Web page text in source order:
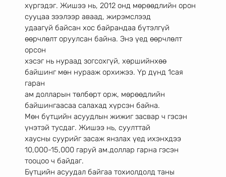
хүргэдэг. Жишээ нь, 2012 онд мөрөөдлийн орон
сууцаа зээлээр аваад, жирэмслээд
удаагүй байсан хос байрандаа бүтэлгүй
өөрчлөлт оруулсан байна. Энэ үед өөрчлөлт
орсон
хэсэг нь нураад зогсохгүй, хөршийнхөө
байшинг мөн нурааж орхижээ. Үр дүнд 1сая
гаран
ам долларын төлбөрт орж, мөрөөдлийн
байшингаасаа салахад хүрсэн байна.
Мөн бүтцийн асуудлын жижиг засвар ч гэсэн
үнэтэй тусдаг. Жишээ нь, суулттай
хаусны суурийг засаж янзлах үед ихэнхдээ
10,000-15,000 гаруй ам.доллар гарна гэсэн
тооцоо ч байдаг.
Бүтцийн асуудал байгаа тохиолдолд таны